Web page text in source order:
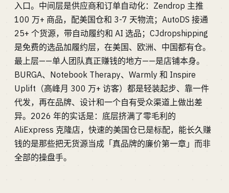
入口。中间层是供应商和订单自动化：Zendrop 主推
100 万+ 商品，配美国仓和 3-7 天物流；AutoDS 接通
25+ 个货源，带自动履约和 AI 选品；CJdropshipping
是免费的选品加履约层，在美国、欧洲、中国都有仓。
最上层——单人团队真正赚钱的地方——是店铺本身。
BURGA、Notebook Therapy、Warmly 和 Inspire
Uplift（高峰月 300 万+ 访客）都是轻装起步、靠一件
代发，再在品牌、设计和一个自有受众渠道上做出差
异。2026 年的实话是：底层挤满了零毛利的
AliExpress 克隆店，快速的美国仓已是标配，能长久赚
钱的是那些把无货源当成「真品牌的廉价第一章」而非
全部的操盘手。